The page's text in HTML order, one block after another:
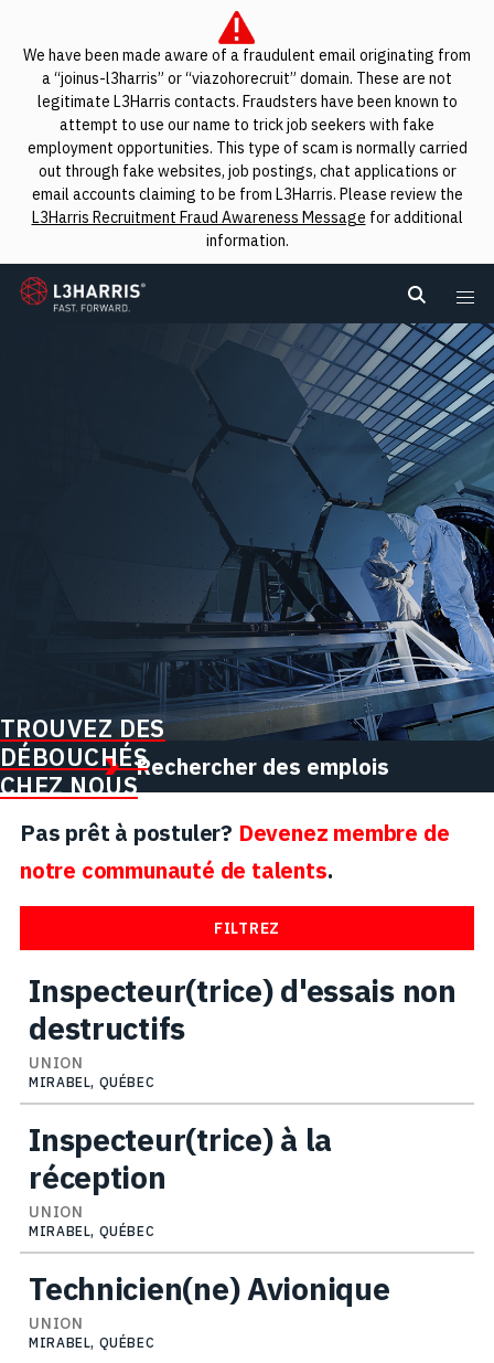
We have been made aware of a fraudulent email originating from
a “joinus-l3harris” or “viazohorecruit” domain. These are not
legitimate L3Harris contacts. Fraudsters have been known to
attempt to use our name to trick job seekers with fake
employment opportunities. This type of scam is normally carried
out through fake websites, job postings, chat applications or
email accounts claiming to be from L3Harris. Please review the
L3Harris Recruitment Fraud Awareness Message for additional
information.
L3Harris
Search
TROUVEZ DES
DÉBOUCHÉS
CHEZ NOUS
Rechercher des emplois
Pas prêt à postuler? Devenez membre de
notre communauté de talents.
FILTREZ
Inspecteur(trice) d'essais non
destructifs
UNION
MIRABEL, QUÉBEC
Inspecteur(trice) à la
réception
UNION
MIRABEL, QUÉBEC
Technicien(ne) Avionique
UNION
MIRABEL, QUÉBEC